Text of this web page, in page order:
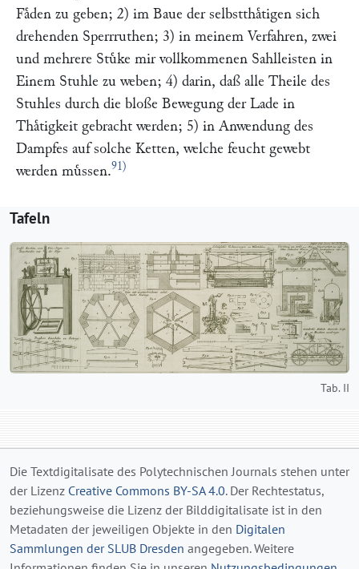
Faͤden zu geben; 2) im Baue der selbstthaͤtigen sich
drehenden Sperrruthen; 3) in meinem Verfahren, zwei
und mehrere Stuͤke mir vollkommenen Sahlleisten in
Einem Stuhle zu weben; 4) darin, daß alle Theile des
Stuhles durch die bloße Bewegung der Lade in
Thaͤtigkeit gebracht werden; 5) in Anwendung des
Dampfes auf solche Ketten, welche feucht gewebt
werden muͤssen.91)
Tafeln
Tab. II
Die Textdigitalisate des Polytechnischen Journals stehen unter
der Lizenz Creative Commons BY-SA 4.0. Der Rechtestatus,
beziehungsweise die Lizenz der Bilddigitalisate ist in den
Metadaten der jeweiligen Objekte in den Digitalen
Sammlungen der SLUB Dresden angegeben. Weitere